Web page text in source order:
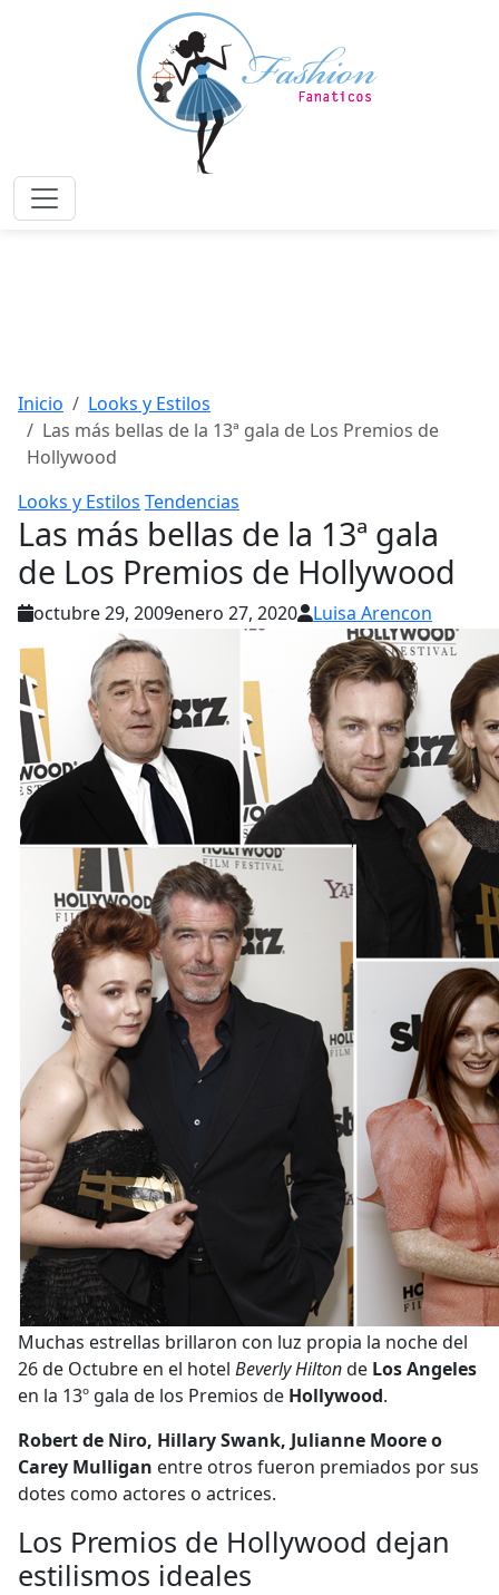
Menú
Inicio
Looks y Estilos
Las más bellas de la 13ª gala de Los Premios de
Hollywood
Looks y Estilos Tendencias
Las más bellas de la 13ª gala
de Los Premios de Hollywood
octubre 29, 2009enero 27, 2020 Luisa Arencon
Muchas estrellas brillaron con luz propia la noche del
26 de Octubre en el hotel Beverly Hiltonde Los Angeles
en la 13º gala de los Premios de Hollywood.
Robert de Niro, Hillary Swank, Julianne Moore o
Carey Mulligan entre otros fueron premiados por sus
dotes como actores o actrices.
Los Premios de Hollywood dejan
estilismos ideales